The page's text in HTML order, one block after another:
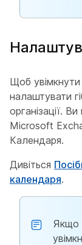
Щоб увімкнути
налаштувати
організації.
Microsoft
Календаря.
Дивіться
календаря.
Якщо